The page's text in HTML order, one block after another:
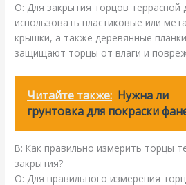
О: Для закрытия торцов террасной
использовать пластиковые или
крышки, а также деревянные
защищают торцы от влаги и
Читайте также: Нужна ли
грунтовка для покраски
В: Как правильно измерить торцы
закрытия?
О: Для правильного измерения